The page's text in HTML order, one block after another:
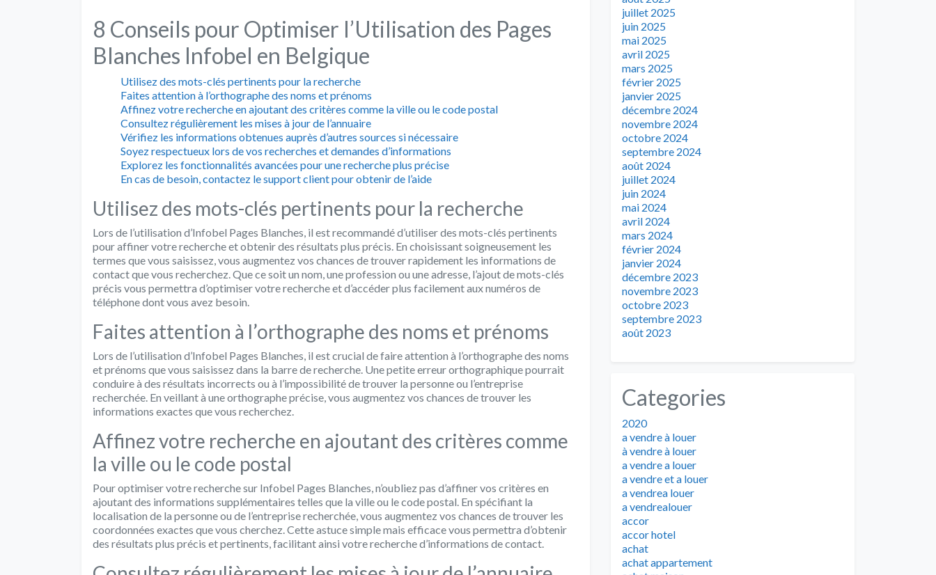
8 Conseils pour Optimiser l’Utilisation des Pages
Blanches Infobel en Belgique
Utilisez des mots-clés pertinents pour la recherche
Faites attention à l’orthographe des noms et prénoms
Affinez votre recherche en ajoutant des critères comme la ville ou le code postal
Consultez régulièrement les mises à jour de l’annuaire
Vérifiez les informations obtenues auprès d’autres sources si nécessaire
Soyez respectueux lors de vos recherches et demandes d’informations
Explorez les fonctionnalités avancées pour une recherche plus précise
En cas de besoin, contactez le support client pour obtenir de l’aide
Utilisez des mots-clés pertinents pour la recherche
Lors de l’utilisation d’Infobel Pages Blanches, il est recommandé d’utiliser des mots-clés pertinents
pour affiner votre recherche et obtenir des résultats plus précis. En choisissant soigneusement les
termes que vous saisissez, vous augmentez vos chances de trouver rapidement les informations de
contact que vous recherchez. Que ce soit un nom, une profession ou une adresse, l’ajout de mots-clés
précis vous permettra d’optimiser votre recherche et d’accéder plus facilement aux numéros de
téléphone dont vous avez besoin.
Faites attention à l’orthographe des noms et prénoms
Lors de l’utilisation d’Infobel Pages Blanches, il est crucial de faire attention à l’orthographe des noms
et prénoms que vous saisissez dans la barre de recherche. Une petite erreur orthographique pourrait
conduire à des résultats incorrects ou à l’impossibilité de trouver la personne ou l’entreprise
recherchée. En veillant à une orthographe précise, vous augmentez vos chances de trouver les
informations exactes que vous recherchez.
Affinez votre recherche en ajoutant des critères comme
la ville ou le code postal
Pour optimiser votre recherche sur Infobel Pages Blanches, n’oubliez pas d’affiner vos critères en
ajoutant des informations supplémentaires telles que la ville ou le code postal. En spécifiant la
localisation de la personne ou de l’entreprise recherchée, vous augmentez vos chances de trouver les
coordonnées exactes que vous cherchez. Cette astuce simple mais efficace vous permettra d’obtenir
des résultats plus précis et pertinents, facilitant ainsi votre recherche d’informations de contact.
juillet 2025
juin 2025
mai 2025
avril 2025
mars 2025
février 2025
janvier 2025
décembre 2024
novembre 2024
octobre 2024
septembre 2024
août 2024
juillet 2024
juin 2024
mai 2024
avril 2024
mars 2024
février 2024
janvier 2024
décembre 2023
novembre 2023
octobre 2023
septembre 2023
août 2023
Categories
2020
a vendre à louer
à vendre à louer
a vendre a louer
a vendre et a louer
a vendrea louer
a vendrealouer
accor
accor hotel
achat
achat appartement